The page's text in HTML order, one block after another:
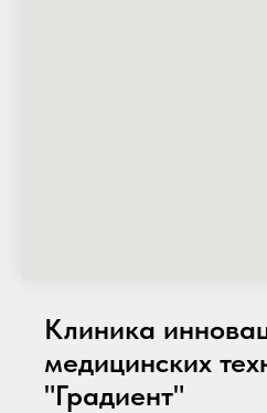
Клиника
медицинских
"Градиент"